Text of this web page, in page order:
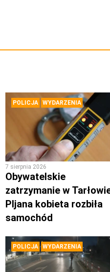
POLICJA WYDARZENIA
7 sierpnia 2026
Obywatelskie
zatrzymanie w
PIjana kobieta rozbiła
samochód
POLICJA WYDARZENIA